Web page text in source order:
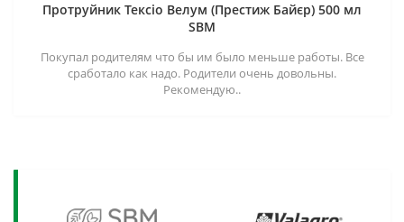
Протруйник Тексіо Велум (Престиж Байєр) 500 мл
SBM
Покупал родителям что бы им было меньше работы. Все
сработало как надо. Родители очень довольны.
Рекомендую..